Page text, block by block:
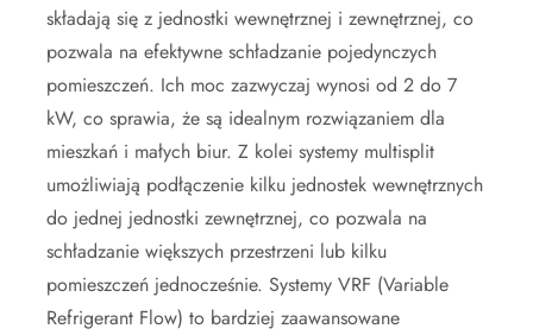
składają się z jednostki wewnętrznej i zewnętrznej, co
pozwala na efektywne schładzanie pojedynczych
pomieszczeń. Ich moc zazwyczaj wynosi od 2 do 7
kW, co sprawia, że są idealnym rozwiązaniem dla
mieszkań i małych biur. Z kolei systemy multisplit
umożliwiają podłączenie kilku jednostek wewnętrznych
do jednej jednostki zewnętrznej, co pozwala na
schładzanie większych przestrzeni lub kilku
pomieszczeń jednocześnie. Systemy VRF (Variable
Refrigerant Flow) to bardziej zaawansowane